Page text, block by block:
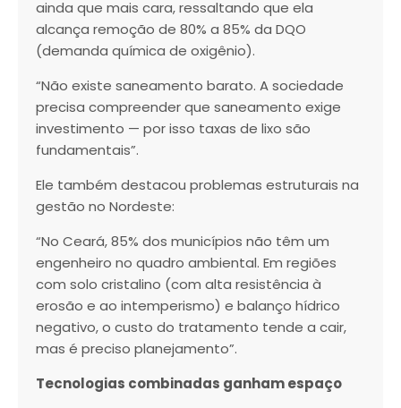
ainda que mais cara, ressaltando que ela
alcança remoção de 80% a 85% da DQO
(demanda química de oxigênio).
“Não existe saneamento barato. A sociedade
precisa compreender que saneamento exige
investimento — por isso taxas de lixo são
fundamentais”.
Ele também destacou problemas estruturais na
gestão no Nordeste:
“No Ceará, 85% dos municípios não têm um
engenheiro no quadro ambiental. Em regiões
com solo cristalino (com alta resistência à
erosão e ao intemperismo) e balanço hídrico
negativo, o custo do tratamento tende a cair,
mas é preciso planejamento”.
Tecnologias combinadas ganham espaço